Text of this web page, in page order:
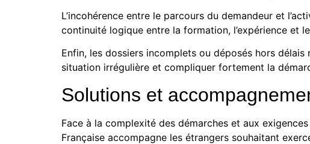
L’incohérence entre le parcours du demandeur et
continuité logique entre la formation, l’expérience et
Enfin, les dossiers incomplets ou déposés hors
situation irrégulière et compliquer fortement la
Solutions et
Face à la complexité des démarches et aux
Française accompagne les étrangers souhaitant